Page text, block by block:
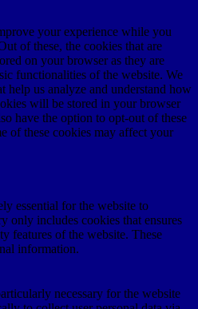
your experience while you
of these, the cookies that are
on your browser as they are
functionalities of the website. We
help us analyze and understand how
will be stored in your browser
have the option to opt-out of these
of these cookies may affect your
essential for the website to
only includes cookies that ensures
features of the website. These
information.
necessary for the website